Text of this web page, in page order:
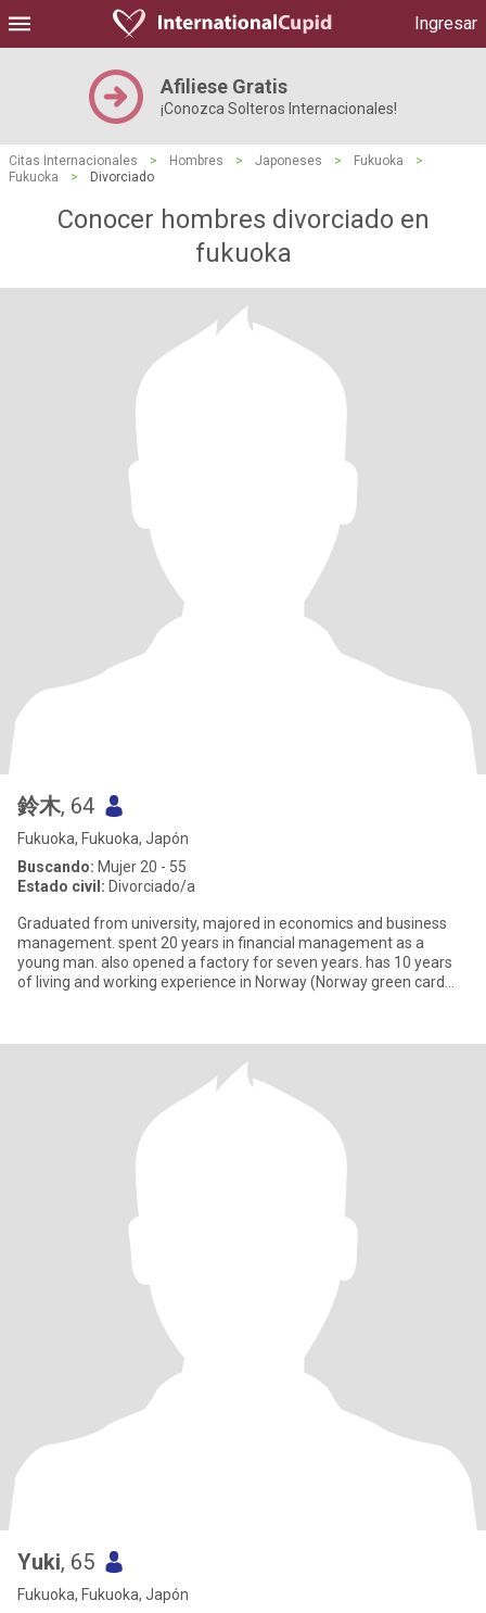
Ingresar
Afiliese Gratis
¡Conozca Solteros Internacionales!
Citas Internacionales > Hombres > Japoneses > Fukuoka
>
Fukuoka
> Divorciado
Conocer hombres divorciado en
fukuoka
鈴木, 64
Fukuoka, Fukuoka, Japón
Buscando: Mujer 20 - 55
Estado civil: Divorciado/a
Graduated from university, majored in economics and business
management. spent 20 years in financial management as a
young man. also opened a factory for seven years. has 10 years
of living and working experience in Norway (Norway green card
Yuki, 65
Fukuoka, Fukuoka, Japón